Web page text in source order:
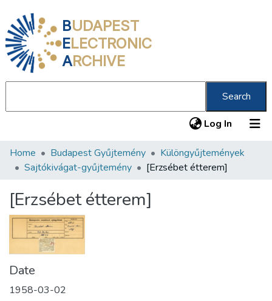
BUDAPEST
ELECTRONIC
ARCHIVE
Search
Log In (current)
Communities & Collections
Statistics
About us
Home Budapest Gyűjtemény
Különgyűjtemények
Sajtókivágat-gyűjtemény
[Erzsébet étterem]
[Erzsébet étterem]
Date
1958-03-02